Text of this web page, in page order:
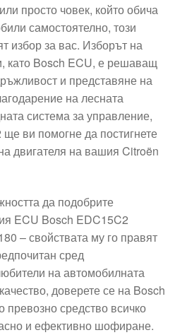
просто човек, който обича
самостоятелно, този
избор за вас. Изборът на
като Bosch ECU, е решаващ
и представяне на
на лесната
система за управление,
ви помогне да постигнете
двигателя на вашия Citroën
да подобрите
ECU Bosch EDC15C2
– свойствата му го правят
сред
на автомобилната
доверете се на Bosch
превозно средство всичко
и ефективно шофиране.